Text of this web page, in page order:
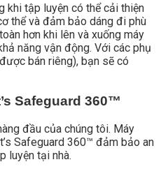
khi tập luyện có thể cải thiện
thể và đảm bảo dáng đi phù
hơn khi lên và xuống máy
năng vận động. Với các phụ
bán riêng), bạn sẽ có
Safeguard 360™
đầu của chúng tôi. Máy
Safeguard 360™ đảm bảo an
luyện tại nhà.